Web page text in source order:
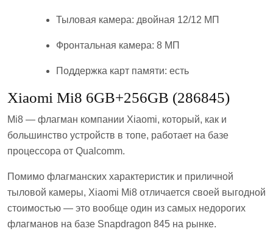
Тыловая камера: двойная 12/12 МП
Фронтальная камера: 8 МП
Поддержка карт памяти: есть
Xiaomi Mi8 6GB+256GB (286845)
Mi8 — флагман компании Xiaomi, который, как и
большинство устройств в топе, работает на базе
процессора от Qualcomm.
Помимо флагманских характеристик и приличной
тыловой камеры, Xiaomi Mi8 отличается своей выгодной
стоимостью — это вообще один из самых недорогих
флагманов на базе Snapdragon 845 на рынке.